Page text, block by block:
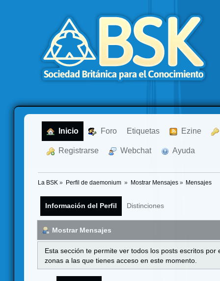
Inicio Foro Etiquetas Ezine
Registrarse Webchat Ayuda
La BSK » Perfil de daemonium » Mostrar Mensajes» Mensajes
Información del Perfil Distinciones
Mostrar Mensajes
Esta sección te permite ver todos los posts escritos
zonas a las que tienes acceso en este momento.